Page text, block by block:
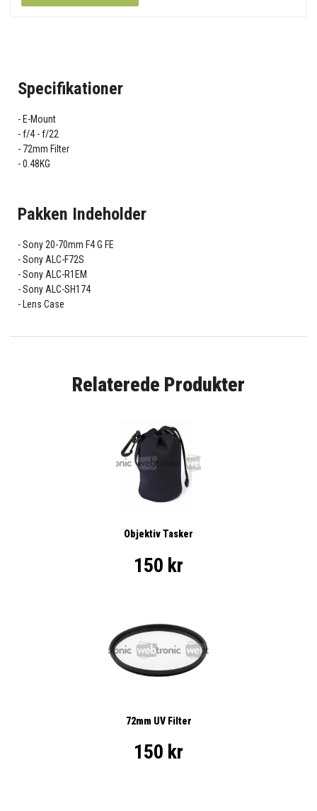
Specifikationer
E-Mount
f/4 - f/22
72mm Filter
0.48KG
Pakken Indeholder
Sony 20-70mm F4 G FE
Sony ALC-F72S
Sony ALC-R1EM
Sony ALC-SH174
Lens Case
Relaterede Produkter
Objektiv Tasker
150 kr
72mm UV Filter
150 kr